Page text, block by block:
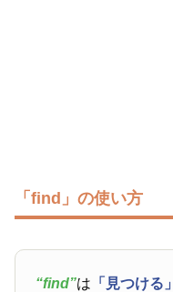
「find」の使い方
“find”は 「見つける」